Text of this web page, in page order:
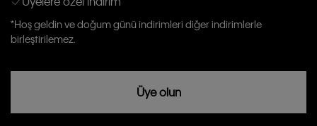
Calvin Klein tarafından kişisel verilerimin yurtdışına aktarılmasına açık
rızam vardır
*Hoş geldin ve doğum günü indirimleri diğer indirimlerle
birleştirilemez.
Üye olun